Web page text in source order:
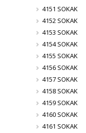
4151 SOKAK
4152 SOKAK
4153 SOKAK
4154 SOKAK
4155 SOKAK
4156 SOKAK
4157 SOKAK
4158 SOKAK
4159 SOKAK
4160 SOKAK
4161 SOKAK